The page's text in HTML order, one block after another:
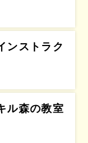
ンストラク
ル森の教室